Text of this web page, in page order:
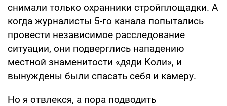
снимали только охранники стройплощадки. А
когда журналисты 5-го канала попытались
провести независимое расследование
ситуации, они подверглись нападению
местной знаменитости «дяди Коли», и
вынуждены были спасать себя и камеру.
Но я отвлекся, а пора подводить